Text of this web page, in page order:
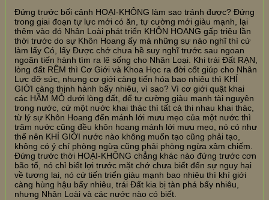
Đứng trước bối cảnh HOẠI-KHÔNG làm sao tránh được? Đứng
trong giai đoạn tự lực mới có ăn, tự cường mới giàu mạnh, lại
thêm vào đó Nhân Loài phát triển KHÔN HOANG gấp triệu lần
thời trước do sự Khôn Hoang ấy mà những sự nào nghĩ thì cứ
làm lấy Có, lấy Được chớ chưa hề suy nghĩ trước sau ngoan
ngoãn tiến hành tìm ra lẽ sống cho Nhân Loại. Khi trái Đất RẠN,
lòng đất RÊM thì Cơ Giới và Khoa Học ra đời cốt giúp cho Nhân
Lực đỡ sức, nhưng cơ giới càng tiến hóa bao nhiêu thì KHÍ
GIỚI càng thịnh hành bấy nhiêu, vì sao? Vì cơ giới quật khai
các HẦM MỎ dưới lòng đất, để tự cường giàu mạnh tài nguyên
trong nước, cứ một nước khai thác thì tất cả thi nhau khai thác,
từ lý sự Khôn Hoang đến mánh lới mưu mẹo của một nước thì
trăm nước cũng đều khôn hoang mánh lới mưu mẹo, nó có như
thế nên KHÍ GIỚI nước nào không muốn tạo cũng phải tạo,
không có ý chí phòng ngừa cũng phải phòng ngừa xâm chiếm.
Đứng trước thời HOẠI-KHÔNG chẳng khác nào đứng trước cơn
bão tố, nó chỉ biết lợi trước mặt chớ chưa biết đến sự nguy hại
về tương lai, nó cứ tiến triển giàu mạnh bao nhiêu thì khí giới
càng hùng hậu bấy nhiêu, trái Đất kia bị tàn phá bấy nhiêu,
nhưng Nhân Loài và các nước nào có biết.